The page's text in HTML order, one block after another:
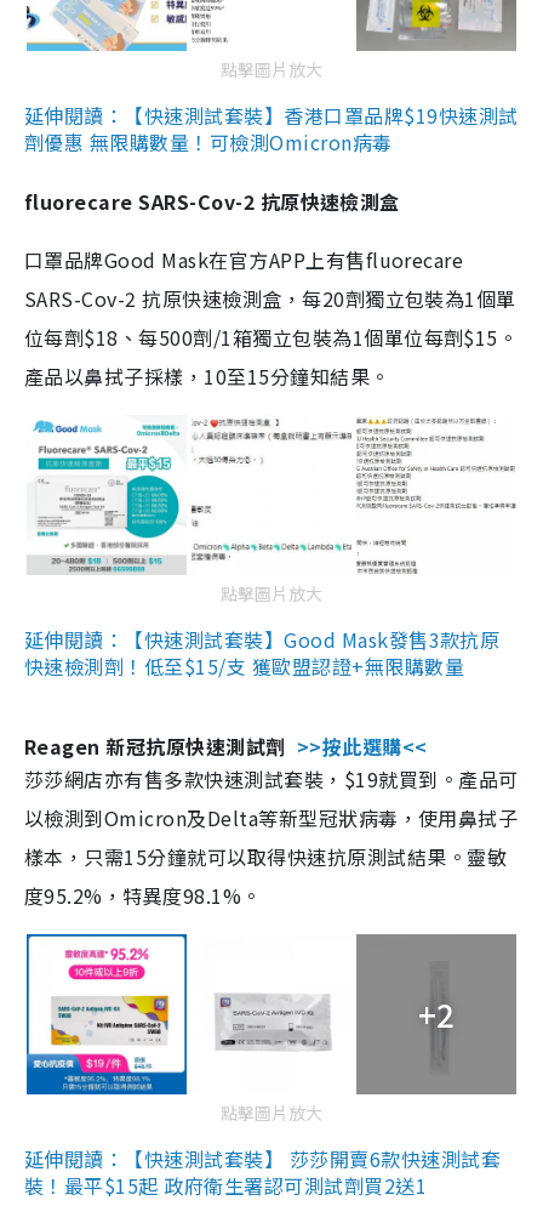
點擊圖片放大
延伸閱讀：【快速測試套裝】香港口罩品牌$19快速測試
劑優惠 無限購數量！可檢測Omicron病毒
fluorecare SARS-Cov-2 抗原快速檢測盒
口罩品牌Good Mask在官方APP上有售fluorecare
SARS-Cov-2 抗原快速檢測盒，每20劑獨立包裝為1個單
位每劑$18、每500劑/1箱獨立包裝為1個單位每劑$15。
產品以鼻拭子採樣，10至15分鐘知結果。
點擊圖片放大
延伸閱讀：【快速測試套裝】Good Mask發售3款抗原
快速檢測劑！低至$15/支 獲歐盟認證+無限購數量
Reagen 新冠抗原快速測試劑 >>按此選購<<
莎莎網店亦有售多款快速測試套裝，$19就買到。產品可
以檢測到Omicron及Delta等新型冠狀病毒，使用鼻拭子
樣本，只需15分鐘就可以取得快速抗原測試結果。靈敏
度95.2%，特異度98.1%。
+2
點擊圖片放大
延伸閱讀：【快速測試套裝】 莎莎開賣6款快速測試套
裝！最平$15起 政府衛生署認可測試劑買2送1